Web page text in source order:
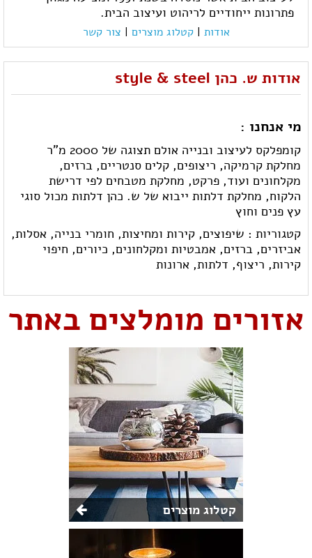
פתרונות ייחודיים לריהוט ועיצוב הבית.
אודות | קטלוג מוצרים | צור קשר
אודות ש. כהן style & steel
מי אנחנו :
קומפלקס לעיצוב ובנייה אולם תצוגה של 2000 מ"ר
מחלקת קרמיקה, ריצופים, קלים סנטריים, ברזים,
מקלחונים ועוד, פרקט, מחלקת מטבחים לפי דרישת
הלקוח, מחלקת דלתות ייבוא של ש. כהן דלתות מכול סוגי
עץ פנים וחוץ
קטגוריות : שיפוצים, קירות ומחיצות, חומרי בנייה, אסלות,
אביזרים, ברזים, אמבטיות ומקלחונים, כיורים, חיפוי
קירות, ריצוף, דלתות, ארונות
אזורים מומלצים באתר
קטלוג מוצרים